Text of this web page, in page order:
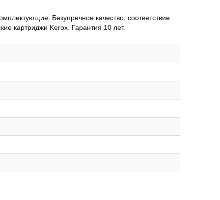
Безупречное качество, соответствие
картриджи Kerox. Гарантия 10 лет.